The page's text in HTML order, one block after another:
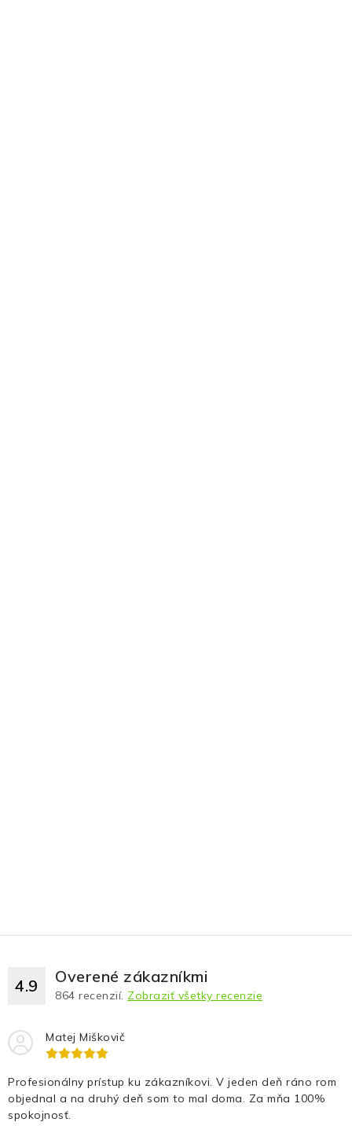
4.9 Overené zákazníkmi
864 recenzií. Zobraziť všetky recenzie
Matej Miškovič
Profesionálny prístup ku zákazníkovi. V jeden deň ráno rom
objednal a na druhý deň som to mal doma. Za mňa 100%
spokojnosť.